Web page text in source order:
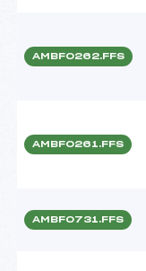
AMBF0262.FFS
AMBF0261.FFS
AMBF0731.FFS